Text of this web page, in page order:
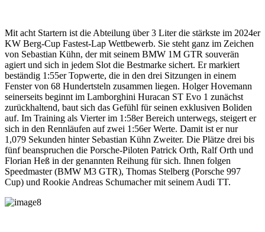
Mit acht Startern ist die Abteilung über 3 Liter die stärkste im 2024er
KW Berg-Cup Fastest-Lap Wettbewerb. Sie steht ganz im Zeichen
von Sebastian Kühn, der mit seinem BMW 1M GTR souverän
agiert und sich in jedem Slot die Bestmarke sichert. Er markiert
beständig 1:55er Topwerte, die in den drei Sitzungen in einem
Fenster von 68 Hundertsteln zusammen liegen. Holger Hovemann
seinerseits beginnt im Lamborghini Huracan ST Evo 1 zunächst
zurückhaltend, baut sich das Gefühl für seinen exklusiven Boliden
auf. Im Training als Vierter im 1:58er Bereich unterwegs, steigert er
sich in den Rennläufen auf zwei 1:56er Werte. Damit ist er nur
1,079 Sekunden hinter Sebastian Kühn Zweiter. Die Plätze drei bis
fünf beanspruchen die Porsche-Piloten Patrick Orth, Ralf Orth und
Florian Heß in der genannten Reihung für sich. Ihnen folgen
Speedmaster (BMW M3 GTR), Thomas Stelberg (Porsche 997
Cup) und Rookie Andreas Schumacher mit seinem Audi TT.